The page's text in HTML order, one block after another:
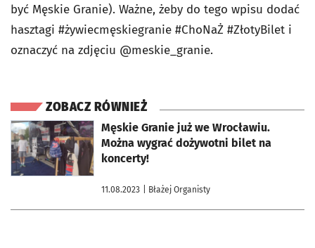
być Męskie Granie). Ważne, żeby do tego wpisu dodać
hasztagi #żywiecmęskiegranie #ChoNaŻ #ZłotyBilet i
oznaczyć na zdjęciu @meskie_granie.
ZOBACZ RÓWNIEŻ
Męskie Granie już we Wrocławiu.
Można wygrać dożywotni bilet na
koncerty!
11.08.2023 | Błażej Organisty
otworzy się w nowej karcie